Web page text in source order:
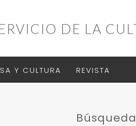
DE LA
Y CULTURA REVISTA
Búsqueda